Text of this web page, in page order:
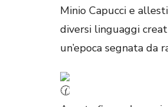
Minio Capucci e
diversi linguaggi
un’epoca segnata